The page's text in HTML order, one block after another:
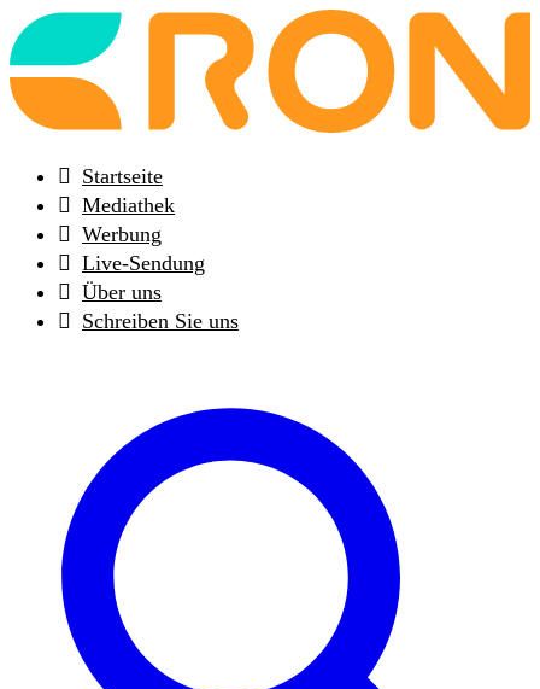
Back
to
frontpage
Startseite
Mediathek
Werbung
Live-Sendung
Über uns
Schreiben Sie uns